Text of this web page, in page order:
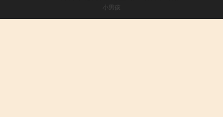
小男孩